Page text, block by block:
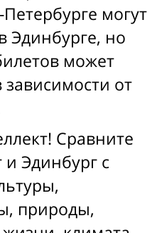
могут
Эдинбурге, но
может
зависимости от
Сравните
и Эдинбург с
природы,